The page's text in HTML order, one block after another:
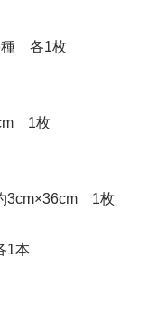
種 各1枚
1枚
1枚
1本